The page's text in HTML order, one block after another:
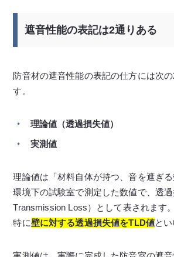
遮音性能の表記は2通りある
防音材の遮音性能の表記の仕方には次
す。
理論値（透過損失値）
実測値
理論値は「材料自体が持つ、音を遮ぎ
環境下の試験室で測定した数値で、透過
Transmission Loss）として表されます。
特に壁に対する透過損失値をTLD値とい